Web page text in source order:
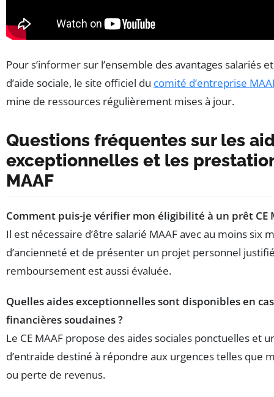
Pour s’informer sur l’ensemble des avantages salariés
d’aide sociale, le site officiel du comité d’entreprise
mine de ressources régulièrement mises à jour.
Questions fréquentes sur les
exceptionnelles et les
MAAF
Comment puis-je vérifier mon éligibilité à un prêt CE
Il est nécessaire d’être salarié MAAF avec au moins six
d’ancienneté et de présenter un projet personnel
remboursement est aussi évaluée.
Quelles aides exceptionnelles sont disponibles en
financières soudaines ?
Le CE MAAF propose des aides sociales ponctuelles et
d’entraide destiné à répondre aux urgences telles que
ou perte de revenus.